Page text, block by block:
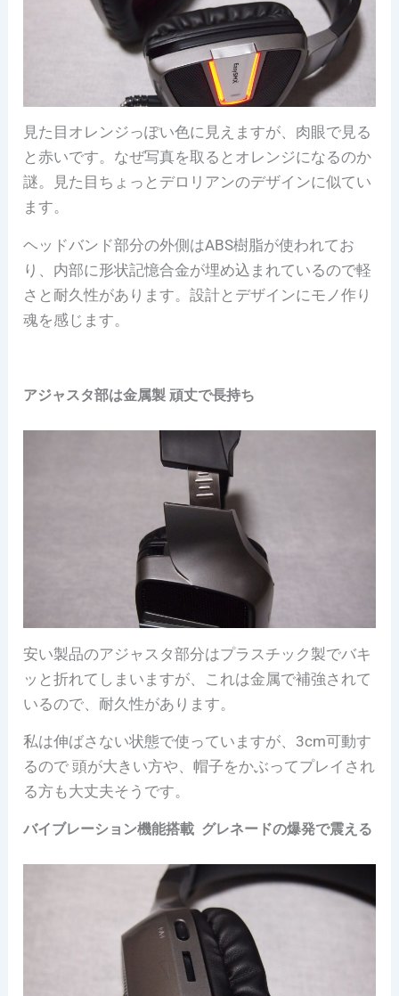
見た目オレンジっぽい色に見えますが、肉眼で見る
と赤いです。なぜ写真を取るとオレンジになるのか
謎。見た目ちょっとデロリアンのデザインに似てい
ます。
ヘッドバンド部分の外側はABS樹脂が使われてお
り、内部に形状記憶合金が埋め込まれているので軽
さと耐久性があります。設計とデザインにモノ作り
魂を感じます。
アジャスタ部は金属製 頑丈で長持ち
安い製品のアジャスタ部分はプラスチック製でバキ
ッと折れてしまいますが、これは金属で補強されて
いるので、耐久性があります。
私は伸ばさない状態で使っていますが、3cm可動す
るので 頭が大きい方や、帽子をかぶってプレイされ
る方も大丈夫そうです。
バイブレーション機能搭載 グレネードの爆発で震える